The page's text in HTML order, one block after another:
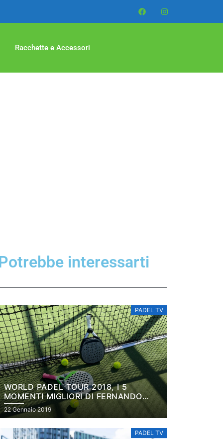
Racchette e Accessori
interessarti
PADEL TV
WORLD PADEL TOUR 2018, I 5
MOMENTI MIGLIORI DI FERNANDO
BELASTEGUÍN
22 Gennaio 2019
PADEL TV